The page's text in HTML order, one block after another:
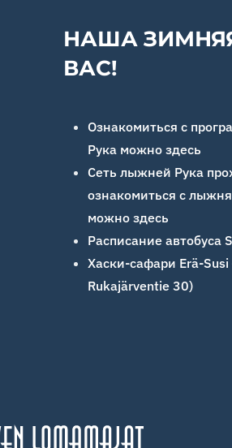
НАША
ВАС!
Ознакомиться с
Рука можно здесь
Сеть лыжней Рука
ознакомиться с
можно здесь
Расписание автобуса
Хаски-сафари Erä-
Rukajärventie 30)